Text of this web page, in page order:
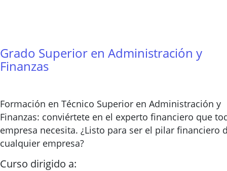
Grado Superior en Administración y
Finanzas
Formación en Técnico Superior en Administración y
Finanzas: conviértete en el experto financiero que
empresa necesita. ¿Listo para ser el pilar financiero
cualquier empresa?
Curso dirigido a: